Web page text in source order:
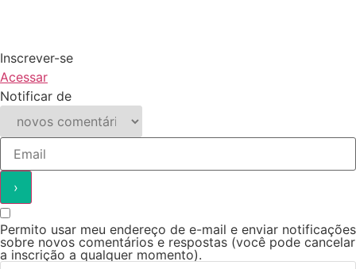
Inscrever-se
Acessar
Notificar de
Permito usar meu endereço de e-mail e enviar notificações
sobre novos comentários e respostas (você pode cancelar
a inscrição a qualquer momento).